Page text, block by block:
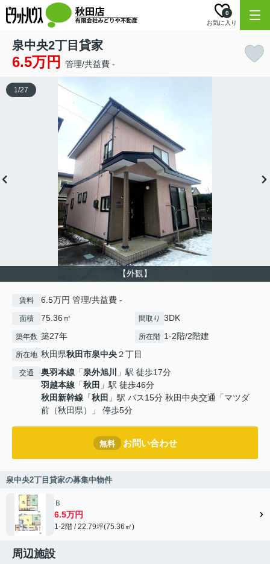
お気に入り
0
泉中央2丁目貸家
6.5万円 管理/共益費 -
【外観】
1/27
賃料 6.5万円 管理/共益費 -
面積 75.36㎡ 間取り 3DK
築年数 築27年 所在階 1-2階/2階建
所在地 秋田県秋田市泉中央２丁目
交通 奥羽本線 「泉外旭川
」駅 徒歩17分
羽越本線 「秋田 」駅 徒歩46分
秋田新幹線 「秋田 」駅 バス15分 秋田中央交通「マツダ
前（秋田県）」 停歩5分
無料 お問い合わせ
泉中央2丁目貸家の募集中物件
Ｂ
6.5万円
1-2階 / 22.79坪(75.36㎡)
周辺施設